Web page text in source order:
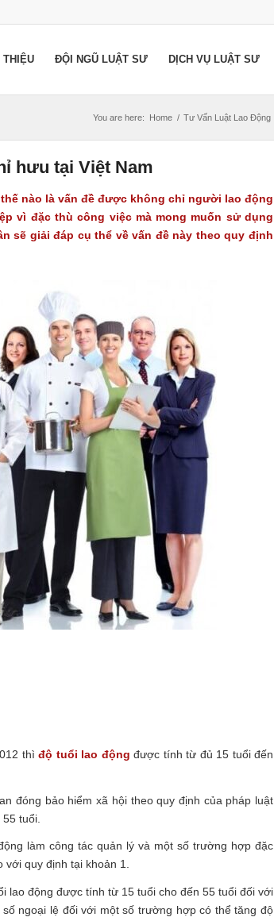
THIỆU ĐỘI NGŨ LUẬT SƯ DỊCH VỤ LUẬT SƯ
You are here: Home / Tư Vấn Luật Lao Động
hưu tại Việt Nam
nào là vấn đề được không chỉ người lao động
vì đặc thù công việc mà mong muốn sử dụng
sẽ giải đáp cụ thể về vấn đề này theo quy định
thì độ tuổi lao động được tính từ đủ 15 tuổi đến
đóng bảo hiểm xã hội theo quy định của pháp luật
tuổi.
làm công tác quản lý và một số trường hợp đặc
với quy định tại khoản 1.
lao động được tính từ 15 tuổi cho đến 55 tuổi đối với
ngoại lệ đối với một số trường hợp có thể tăng độ